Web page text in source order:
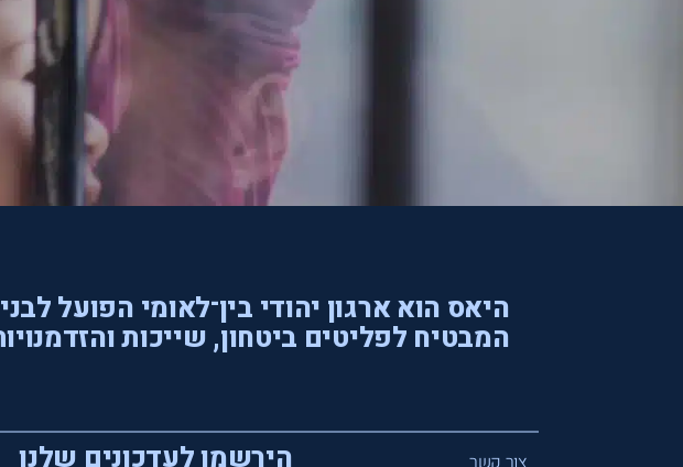
היאס הוא ארגון יהודי בין־לאומי הפועל
המבטיח לפליטים ביטחון, שייכות
הירשמו לעדכונים שלנו